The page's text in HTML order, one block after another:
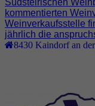
kommentierten
Weinverkaufsstelle
jährlich die
8430 Kaindorf an